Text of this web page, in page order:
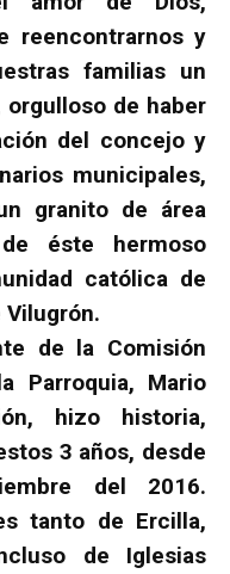
reencontrarnos y
familias un
orgulloso de haber
del concejo y
municipales,
granito de área
éste hermoso
católica de
Vilugrón.
de la Comisión
Parroquia, Mario
hizo historia,
3 años, desde
del 2016.
tanto de Ercilla,
de Iglesias